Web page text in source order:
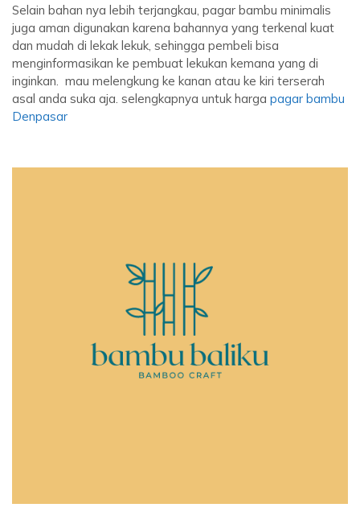
Selain bahan nya lebih terjangkau, pagar bambu minimalis
juga aman digunakan karena bahannya yang terkenal kuat
dan mudah di lekak lekuk, sehingga pembeli bisa
menginformasikan ke pembuat lekukan kemana yang di
inginkan. mau melengkung ke kanan atau ke kiri terserah
asal anda suka aja. selengkapnya untuk harga pagar bambu
Denpasar